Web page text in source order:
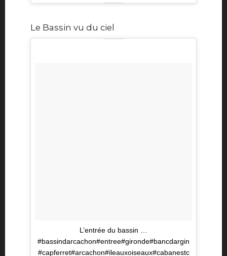
Le Bassin vu du ciel
L’entrée du bassin …
#bassindarcachon#entree#gironde#bancdargin
#capferret#arcachon#ileauxoiseaux#cabanestc